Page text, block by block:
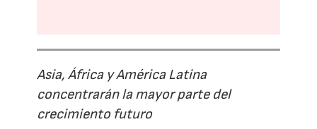
Asia, África y América Latina
concentrarán la mayor parte del
crecimiento futuro